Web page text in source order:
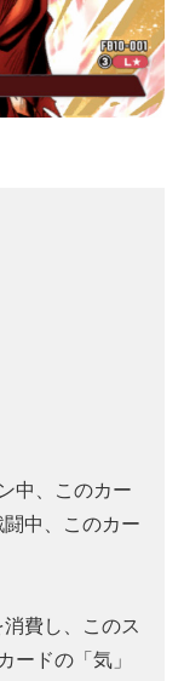
中、このカー
中、このカー
費し、このス
ードの「気」